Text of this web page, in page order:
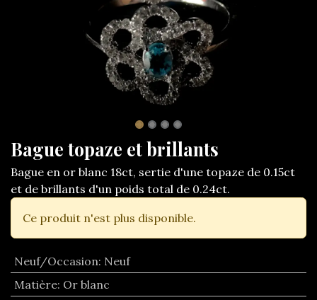
Bague topaze et brillants
Bague en or blanc 18ct, sertie d'une topaze de 0.15ct
et de brillants d'un poids total de 0.24ct.
Ce produit n'est plus disponible.
Neuf/Occasion: Neuf
Matière: Or blanc